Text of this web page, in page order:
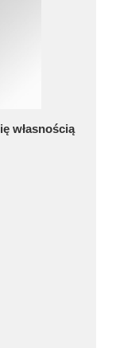
własnością